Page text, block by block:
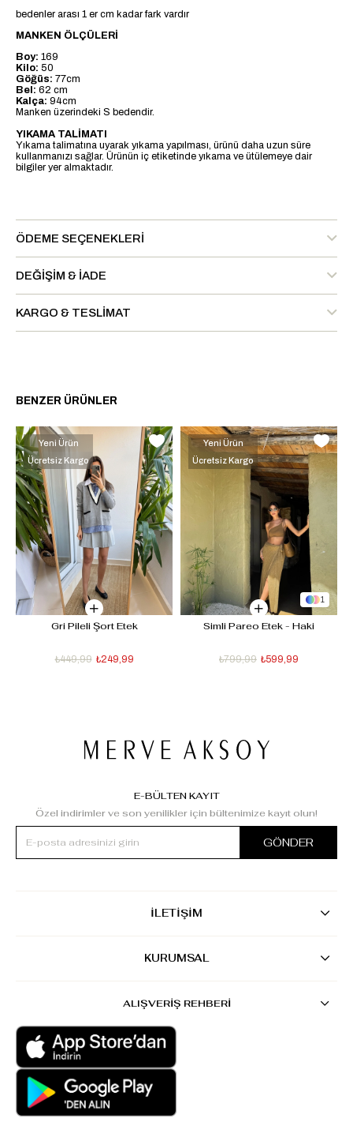
bedenler arası 1 er cm kadar fark vardır
MANKEN ÖLÇÜLERİ
Boy: 169
Kilo: 50
Göğüs: 77cm
Bel: 62 cm
Kalça: 94cm
Manken üzerindeki S bedendir.
YIKAMA TALİMATI
Yıkama talimatına uyarak yıkama yapılması, ürünü daha uzun süre
kullanmanızı sağlar. Ürünün iç etiketinde yıkama ve ütülemeye dair
bilgiler yer almaktadır.
ÖDEME SEÇENEKLERI
DEĞIŞIM & İADE
KARGO & TESLIMAT
BENZER ÜRÜNLER
Gri Pileli Şort Etek
₺249,99
₺449,99
Yeni Ürün
Ücretsiz Kargo
1
Simli Pareo Etek - Haki
₺599,99
₺799,99
Yeni Ürün
Ücretsiz Kargo
E-BÜLTEN KAYIT
Özel indirimler ve son yenilikler için bültenimize kayıt olun!
GÖNDER
İLETİŞİM
KURUMSAL
ALIŞVERİŞ REHBERİ